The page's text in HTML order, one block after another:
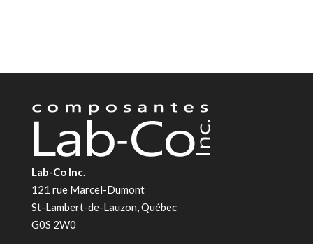
Lab-Co Inc.
121 rue Marcel-Dumont
St-Lambert-de-Lauzon, Québec
G0S 2W0